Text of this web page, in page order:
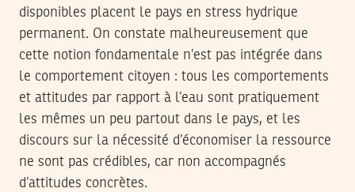
disponibles placent le pays en stress hydrique
permanent. On constate malheureusement que
cette notion fondamentale n’est pas intégrée dans
le comportement citoyen : tous les comportements
et attitudes par rapport à l’eau sont pratiquement
les mêmes un peu partout dans le pays, et les
discours sur la nécessité d’économiser la ressource
ne sont pas crédibles, car non accompagnés
d’attitudes concrètes.